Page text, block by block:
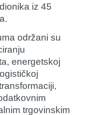
iz 45
održani su
energetskoj
trgovinskim